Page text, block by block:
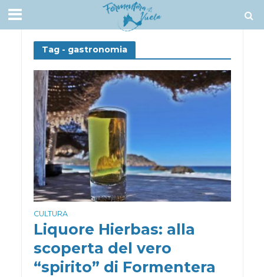
Tag - gastronomia
CULTURA
Liquore Hierbas: alla
scoperta del vero
“spirito” di Formentera